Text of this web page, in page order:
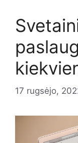
17 rugsėjo,